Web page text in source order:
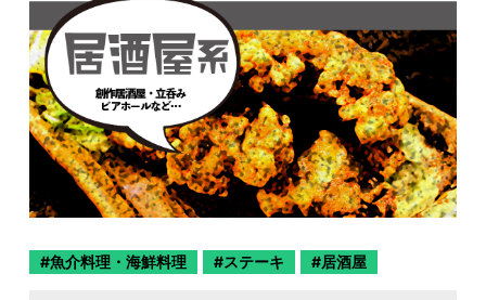
魚介料理・海鮮料理 ステーキ 居酒屋